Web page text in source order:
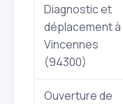
Diagnostic et
déplacement à
Vincennes
(94300)
Ouverture de